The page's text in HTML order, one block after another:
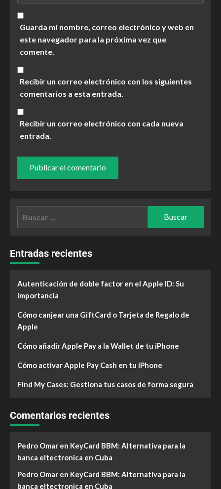
Guarda mi nombre, correo electrónico y web en
este navegador para la próxima vez que
comente.
Recibir un correo electrónico con los siguientes
comentarios a esta entrada.
Recibir un correo electrónico con cada nueva
entrada.
Entradas recientes
Autenticación de doble factor en el Apple ID: Su
importancia
Cómo canjear una GiftCard o Tarjeta de Regalo de
Apple
Cómo añadir Apple Pay a la Wallet de tu iPhone
Cómo activar Apple Pay Cash en tu iPhone
Find My Cases: Gestiona tus casos de forma segura
Comentarios recientes
Pedro Omar en KeyCard BBM: Alternativa para la
banca eltectronica en Cuba
Pedro Omar en KeyCard BBM: Alternativa para la
banca eltectronica en Cuba